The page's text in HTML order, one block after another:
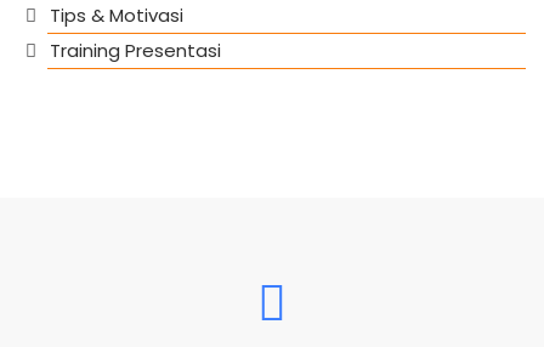
Tips & Motivasi
Training Presentasi